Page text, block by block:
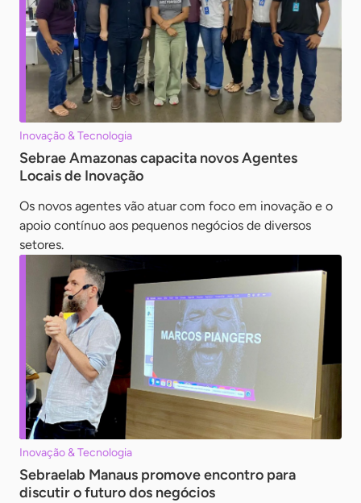
Inovação & Tecnologia
Sebrae Amazonas capacita novos Agentes
Locais de Inovação
Os novos agentes vão atuar com foco em inovação e o
apoio contínuo aos pequenos negócios de diversos
setores.
Inovação & Tecnologia
Sebraelab Manaus promove encontro para
discutir o futuro dos negócios